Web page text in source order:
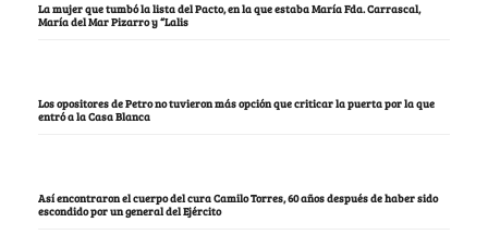
La mujer que tumbó la lista del Pacto, en la que estaba María Fda. Carrascal,
María del Mar Pizarro y “Lalis
Los opositores de Petro no tuvieron más opción que criticar la puerta por la que
entró a la Casa Blanca
Así encontraron el cuerpo del cura Camilo Torres, 60 años después de haber sido
escondido por un general del Ejército